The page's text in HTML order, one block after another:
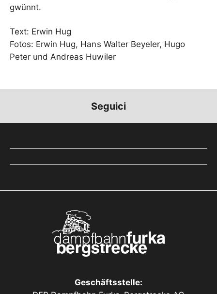
gwünnt.
Text: Erwin Hug
Fotos: Erwin Hug, Hans Walter Beyeler, Hugo
Peter und Andreas Huwiler
Seguici
Geschäftsstelle: